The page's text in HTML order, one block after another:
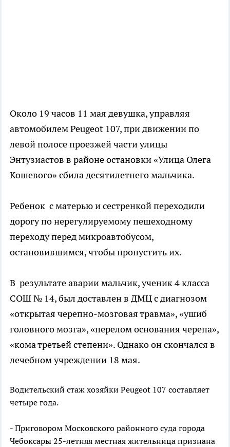
Около 19 часов 11 мая девушка, управляя
автомобилем Peugeot 107, при движении по
левой полосе проезжей части улицы
Энтузиастов в районе остановки «Улица Олега
Кошевого» сбила десятилетнего мальчика.
Ребенок с матерью и сестренкой переходили
дорогу по нерегулируемому пешеходному
переходу перед микроавтобусом,
остановившимся, чтобы пропустить их.
В результате аварии мальчик, ученик 4 класса
СОШ № 14, был доставлен в ДМЦ с диагнозом
«открытая черепно-мозговая травма», «ушиб
головного мозга», «перелом основания черепа»,
«кома третьей степени». Однако он скончался в
лечебном учреждении 18 мая.
Водительский стаж хозяйки Peugeot 107 составляет
четыре года.
- Приговором Московского районного суда города
Чебоксары 25-летняя местная жительница признана